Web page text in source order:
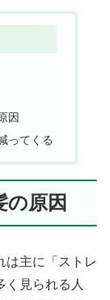
因
ってくる
の原因
は主に「ストレ
く見られる人